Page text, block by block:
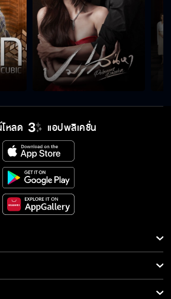
ใครกันแน่คือพยานเท็จ
ใจเต้นทุกทีที่ใกล้กัน
คุณเองที่ยกลูกให้คนอื่น
ฉันทำการบ้านมาดีแน่
หลด แอปพลิเคชั่น